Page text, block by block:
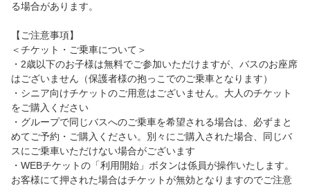
る場合があります。
【ご注意事項】
＜チケット・ご乗車について＞
・2歳以下のお子様は無料でご参加いただけますが、バスのお座席
はございません（保護者様の抱っこでのご乗車となります）
・シニア向けチケットのご用意はございません。大人のチケット
をご購入ください
・グループで同じバスへのご乗車を希望される場合は、必ずまと
めてご予約・ご購入ください。別々にご購入された場合、同じバ
スにご乗車いただけない場合がございます
・WEBチケットの「利用開始」ボタンは係員が操作いたします。
お客様にて押された場合はチケットが無効となりますのでご注意